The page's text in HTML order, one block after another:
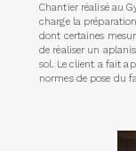
Chantier réalisé au
charge la
dont certaines
de réaliser un
sol. Le client a fait
normes de pose du